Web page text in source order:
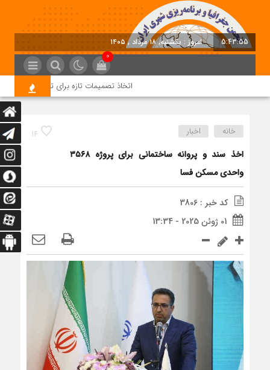
5:43:55 امروز : یکشنبه, ۱۸ مرداد , ۱۴۰۵
0
اتخاذ تصمیمات تازه برای تسریع در روند
14 خانه اخبار
اخذ سند و پروانه ساختمانی برای پروژه ۳۵۶۸
واحدی مسکن فسا
کد خبر : 3806
01 ژوئن 2025 - 13:34